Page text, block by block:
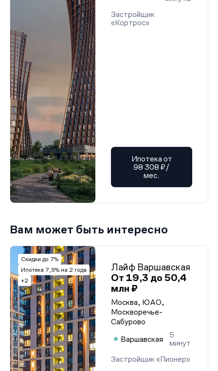
Застройщик
«Кортрос»
Ипотека от
98 308 ₽/
мес.
Вам может быть интересно
Скидки до 7%
Ипотека 7,9% на 2 года
+2
Лайф Варшавская
От 19,3 до 50,4
млн ₽
Москва, ЮАО,
Москворечье-
Сабурово
Варшавская
5
минут
Застройщик «Пионер»